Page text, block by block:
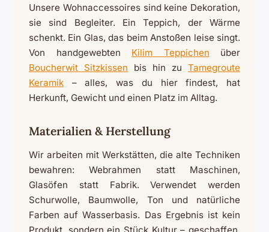
Unsere Wohnaccessoires sind keine Dekoration,
sie sind Begleiter. Ein Teppich, der Wärme
schenkt. Ein Glas, das beim Anstoßen leise singt.
Von handgewebten Kilim Teppichen über
Boucherwit Sitzkissen bis hin zu Tamegroute
Keramik – alles, was du hier findest, hat
Herkunft, Gewicht und einen Platz im Alltag.
Materialien & Herstellung
Wir arbeiten mit Werkstätten, die alte Techniken
bewahren: Webrahmen statt Maschinen,
Glasöfen statt Fabrik. Verwendet werden
Schurwolle, Baumwolle, Ton und natürliche
Farben auf Wasserbasis. Das Ergebnis ist kein